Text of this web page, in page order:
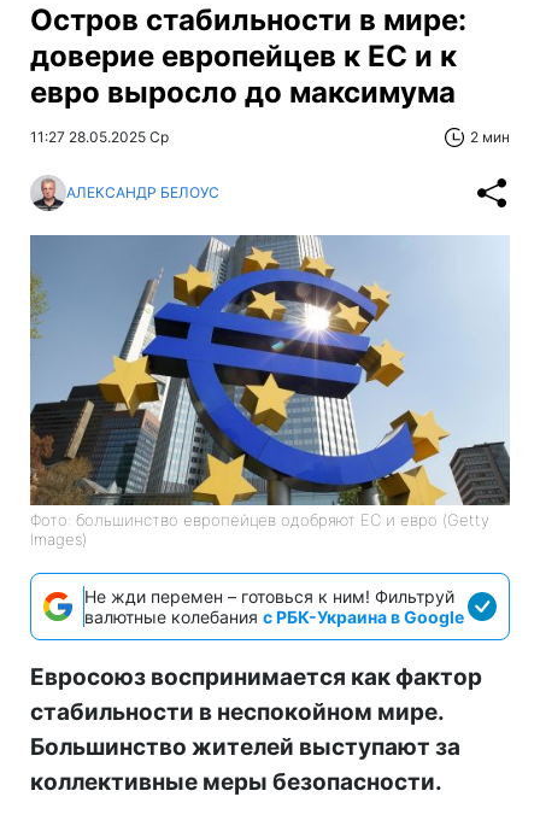
Остров стабильности в мире:
доверие европейцев к ЕС и к
евро выросло до максимума
11:27 28.05.2025 Ср 2 мин
АЛЕКСАНДР БЕЛОУС
Фото: большинство европейцев одобряют ЕС и евро (Getty
Images)
Не жди перемен – готовься к ним! Фильтруй
валютные колебания с РБК-Украина в Google
Евросоюз воспринимается как фактор
стабильности в неспокойном мире.
Большинство жителей выступают за
коллективные меры безопасности.